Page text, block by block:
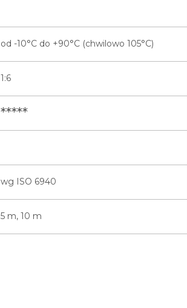
od -10°C do +90°C (chwilowo 105°C)
1:6
*****
wg ISO 6940
5 m, 10 m